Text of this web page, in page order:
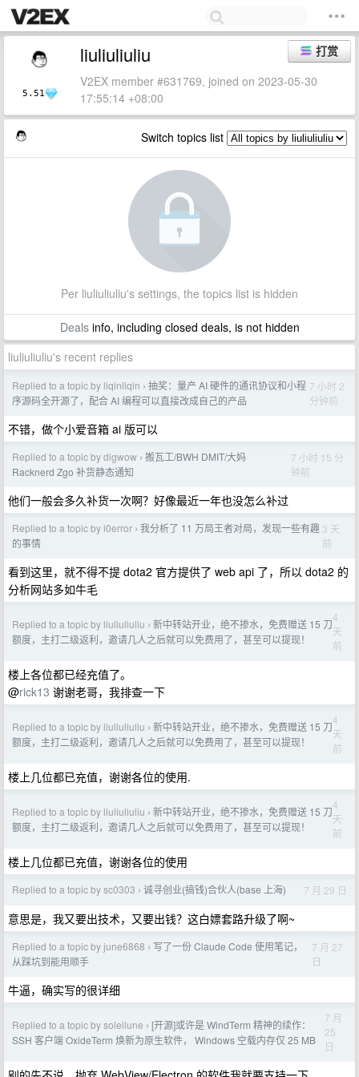
5.51
打赏
liuliuliuliu
V2EX member #631769, joined on 2023-05-30
17:55:14 +08:00
Switch topics list
Per liuliuliuliu's settings, the topics list is hidden
Dealsinfo, including closed deals, is not hidden
liuliuliuliu's recent replies
Replied to a topic by liqinliqin › 抽奖：量产 AI 硬件的通讯协议和小程
序源码全开源了，配合 AI 编程可以直接改成自己的产品
7 小时 2
分钟前
不错，做个小爱音箱 ai 版可以
Replied to a topic by digwow › 搬瓦工/BWH DMIT/大妈
Racknerd Zgo 补货静态通知
7 小时 15 分
钟前
他们一般会多久补货一次啊？好像最近一年也没怎么补过
Replied to a topic by i0error › 我分析了 11 万局王者对局，发现一些有趣
的事情
3 天
前
看到这里，就不得不提 dota2 官方提供了 web api 了，所以 dota2 的
分析网站多如牛毛
Replied to a topic by liuliuliuliu › 新中转站开业，绝不掺水，免费赠送 15 刀
额度，主打二级返利，邀请几人之后就可以免费用了，甚至可以提现！
4
天
前
楼上各位都已经充值了。
@rick13 谢谢老哥，我排查一下
Replied to a topic by liuliuliuliu › 新中转站开业，绝不掺水，免费赠送 15 刀
额度，主打二级返利，邀请几人之后就可以免费用了，甚至可以提现！
4
天
前
楼上几位都已充值，谢谢各位的使用.
Replied to a topic by liuliuliuliu › 新中转站开业，绝不掺水，免费赠送 15 刀
额度，主打二级返利，邀请几人之后就可以免费用了，甚至可以提现！
4
天
前
楼上几位都已充值，谢谢各位的使用
Replied to a topic by sc0303 › 诚寻创业(搞钱)合伙人(base 上海) 7 月 29 日
意思是，我又要出技术，又要出钱？这白嫖套路升级了啊~
Replied to a topic by june6868 › 写了一份 Claude Code 使用笔记，
从踩坑到能用顺手
7 月 27
日
牛逼，确实写的很详细
Replied to a topic by soleilune › [开源]或许是 WindTerm 精神的续作：
SSH 客户端 OxideTerm 焕新为原生软件， Windows 空载内存仅 25 MB
7 月
25
日